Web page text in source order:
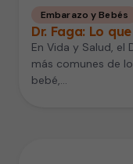
Embarazo y Bebés
Dr. Faga: Lo
En Vida y Salud, el
más comunes de
bebé,…